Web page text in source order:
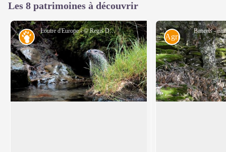
Les 8 patrimoines à découvrir
Loutre d'Europe - © Regis Descamps
Faune
Bancels -
Agriculture